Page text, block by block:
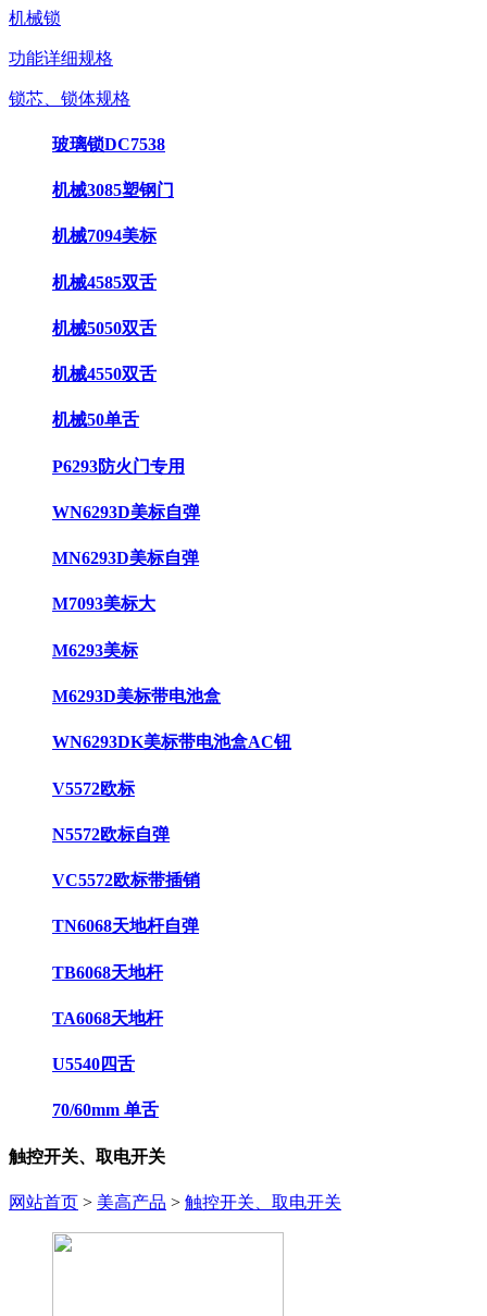
机械锁
功能详细规格
锁芯、锁体规格
玻璃锁DC7538
机械3085塑钢门
机械7094美标
机械4585双舌
机械5050双舌
机械4550双舌
机械50单舌
P6293防火门专用
WN6293D美标自弹
MN6293D美标自弹
M7093美标大
M6293美标
M6293D美标带电池盒
WN6293DK美标带电池盒AC钮
V5572欧标
N5572欧标自弹
VC5572欧标带插销
TN6068天地杆自弹
TB6068天地杆
TA6068天地杆
U5540四舌
70/60mm 单舌
触控开关、取电开关
网站首页 > 美高产品 > 触控开关、取电开关